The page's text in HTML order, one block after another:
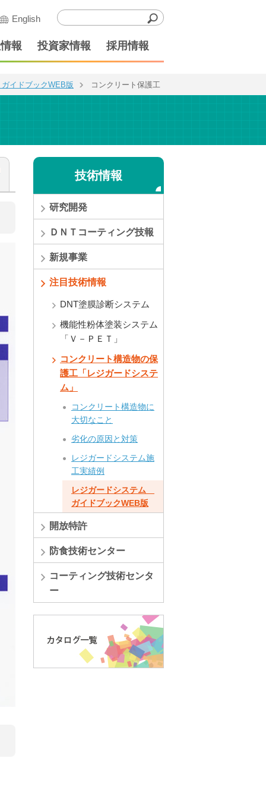
English
報 投資家情報 採用情報
イドブックWEB版 コンクリート保護工
技術情報
研究開発
ＤＮＴコーティング技報
新規事業
注目技術情報
DNT塗膜診断システム
機能性粉体塗装システム
「Ｖ－ＰＥＴ」
コンクリート構造物の保
護工「レジガードシステ
ム」
コンクリート構造物に
大切なこと
劣化の原因と対策
レジガードシステム施
工実績例
レジガードシステム
ガイドブックWEB版
開放特許
防食技術センター
コーティング技術センタ
ー